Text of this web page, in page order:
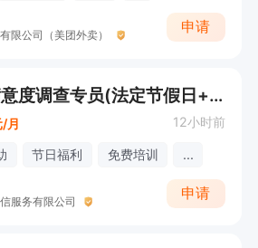
限公司（美团外卖）
申请
短期优先-满意度调查专员(法定节假日+节日福利)
/月 12小时前
节日福利 免费培训 ...
服务有限公司
申请